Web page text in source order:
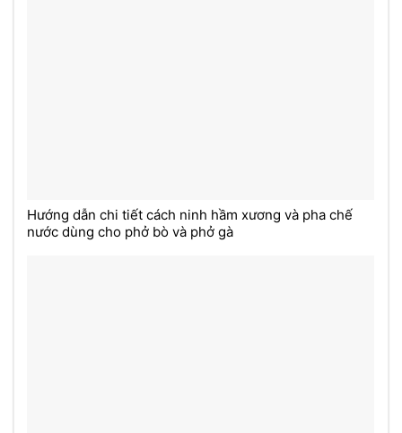
Hướng dẫn chi tiết cách ninh hầm xương và pha chế
nước dùng cho phở bò và phở gà